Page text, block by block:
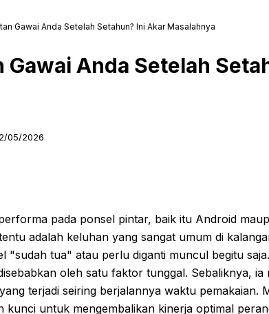
Gawai Anda Setelah Setahun? Ini Akar Masalahnya
Gawai Anda Setelah
05/2026
pada ponsel pintar, baik itu Android
adalah keluhan yang sangat umum di
"sudah tua" atau perlu diganti muncul begitu
oleh satu faktor tunggal. Sebaliknya,
terjadi seiring berjalannya waktu pemakaian.
kunci untuk mengembalikan kinerja optimal